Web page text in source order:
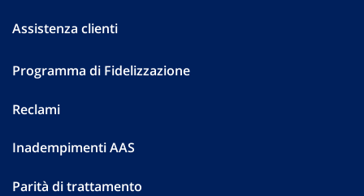
Assistenza clienti
Programma di Fidelizzazione
Reclami
Inadempimenti AAS
Parità di trattamento